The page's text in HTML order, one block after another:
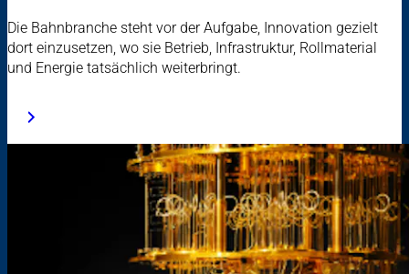
Die Bahnbranche steht vor der Aufgabe, Innovation gezielt
dort einzusetzen, wo sie Betrieb, Infrastruktur, Rollmaterial
und Energie tatsächlich weiterbringt.